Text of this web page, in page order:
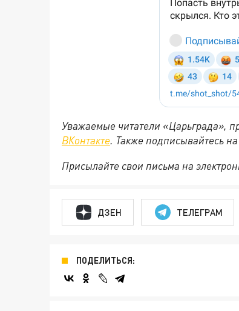
Уважаемые читатели «Царьграда»,
ВКонтакте. Также подписывайтесь
Присылайте свои письма на
ДЗЕН ТЕЛЕГРАМ
ПОДЕЛИТЬСЯ: